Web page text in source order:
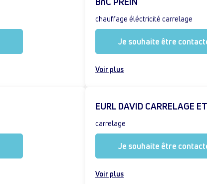
chauffage éléctricité carrelage
Je souhaite être
Voir plus
EURL DAVID CARRELAGE
carrelage
Je souhaite être
Voir plus